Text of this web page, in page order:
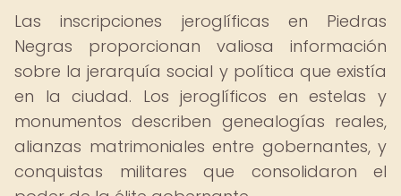
Las inscripciones jeroglíficas en Piedras
Negras proporcionan valiosa información
sobre la jerarquía social y política que existía
en la ciudad. Los jeroglíficos en estelas y
monumentos describen genealogías reales,
alianzas matrimoniales entre gobernantes, y
conquistas militares que consolidaron el